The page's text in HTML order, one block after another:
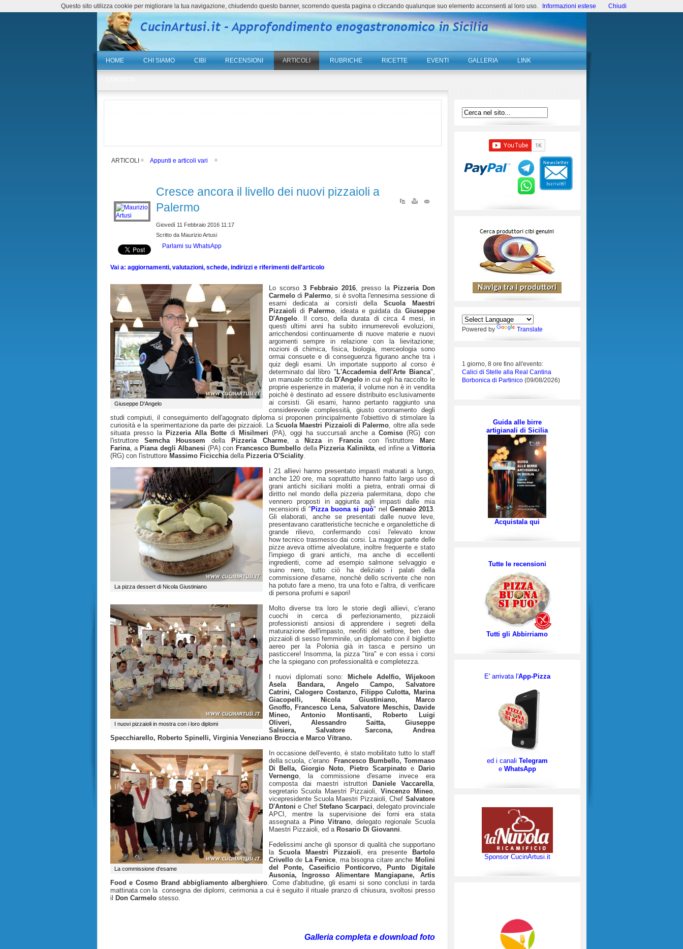
HOME CHI SIAMO CIBI RECENSIONI ARTICOLI RUBRICHE RICETTE EVENTI GALLERIA LINK
ARTICOLI Appunti e articoli vari
Cresce ancora il livello dei nuovi pizzaioli a
Palermo
Giovedì 11 Febbraio 2016 11:17
Scritto da Maurizio Artusi
Parlami su WhatsApp
Vai a: aggiornamenti, valutazioni, schede, indirizzi e riferimenti dell'articolo
Giuseppe D'Angelo
Lo scorso 3 Febbraio 2016, presso la Pizzeria Don
Carmelodi Palermo, si è svolta l'ennesima sessione di
esami dedicata ai corsisti della Scuola Maestri
Pizzaioli di Palermo, ideata e guidata da Giuseppe
D'Angelo. Il corso, della durata di circa 4 mesi, in
questi ultimi anni ha subito innumerevoli evoluzioni,
arricchendosi continuamente di nuove materie e nuovi
argomenti sempre in relazione con la lievitazione;
nozioni di chimica, fisica, biologia, merceologia sono
ormai consuete e di conseguenza figurano anche tra i
quiz degli esami. Un importate supporto al corso è
determinato dal libro " L'Accademia dell'Arte Bianca",
un manuale scritto da D'Angeloin cui egli ha raccolto le
proprie esperienze in materia; il volume non è in vendita
poichè è destinato ad essere distribuito esclusivamente
ai corsisti. Gli esami, hanno pertanto raggiunto una
considerevole complessità, giusto coronamento degli
studi compiuti, il conseguimento dell'agognato diploma si proponen principalmente l'obiettivo di stimolare la
curiosità e la sperimentazione da parte dei pizzaioli. La Scuola Maestri Pizzaioli di Palermo, oltre alla sede
situata presso la Pizzeria Alla Bottedi Misilmeri (PA), oggi ha succursali anche aComiso (RG) con
l'istruttoreSemcha Houssem della Pizzeria Charme, a Nizzain Franciacon l'istruttore
Marc
Farina, a Piana degli Albanesi (PA) con Francesco Bumbello della Pizzeria Kalinikta, ed infine a Vittoria
(RG) con l'istruttore Massimo Ficicchiadella Pizzeria O'Sciality.
La pizza dessert di Nicola Giustiniano
I 21 allievi hanno presentato impasti maturati a lungo,
anche 120 ore, ma soprattutto hanno fatto largo uso di
grani antichi siciliani moliti a pietra, entrati ormai di
diritto nel mondo della pizzeria palermitana, dopo che
vennero proposti in aggiunta agli impasti dalle mia
recensioni di " Pizza buona si può" nel Gennaio 2013.
Gli elaborati, anche se presentati dalle nuove leve,
presentavano caratteristiche tecniche e organolettiche di
grande rilievo, confermando così l'elevato know
how tecnico trasmesso dai corsi. La maggior parte delle
pizze aveva ottime alveolature, inoltre frequente e stato
l'impiego di grani antichi, ma anche di eccellenti
ingredienti, come ad esempio salmone selvaggio e
suino nero, tutto ciò ha deliziato i palati della
commissione d'esame, nonchè dello scrivente che non
ha potuto fare a meno, tra una foto e l'altra, di verificare
di persona profumi e sapori!
I nuovi pizzaioli in mostra con i loro diplomi
Molto diverse tra loro le storie degli allievi, c'erano
cuochi in cerca di perfezionamento, pizzaioli
professionisti ansiosi di apprendere i segreti della
maturazione dell'impasto, neofiti del settore, ben due
pizzaioli di sesso femminile, un diplomato con il biglietto
aereo per la Polonia già in tasca e persino un
pasticcere! Insomma, la pizza "tira" e con essa i corsi
che la spiegano con professionalità e completezza.
I nuovi diplomati sono:
Michele Adelfio, Wijekoon
Asela Bandara, Angelo Campo, Salvatore
Catrini, Calogero Costanzo, Filippo Culotta, Marina
Giacopelli, Nicola Giustiniano, Marco
Gnoffo, Francesco Lena, Salvatore Meschis, Davide
Mineo, Antonio Montisanti, Roberto Luigi
Oliveri, Alessandro Saitta, Giuseppe
Salsiera, Salvatore Sarcona, Andrea
Specchiarello, Roberto Spinelli, Virginia Veneziano Broccia e Marco Vitrano.
La commissione d'esame
In occasione dell'evento, è stato mobilitato tutto lo staff
della scuola, c'erano
Francesco Bumbello, Tommaso
Di Bella, Giorgio Noto, Pietro Scarpinatoe
Dario
Vernengo, la commissione d'esame invece era
composta dai maestri istruttori
Daniele Vaccarella,
segretario Scuola Maestri Pizzaioli, Vincenzo Mineo,
vicepresidente Scuola Maestri Pizzaioli, Chef Salvatore
D'Antoni e Chef Stefano Scarpaci, delegato provinciale
APCI, mentre la supervisione dei forni era stata
assegnata a Pino Vitrano, delegato regionale Scuola
Maestri Pizzaioli, ed a Rosario Di Giovanni.
Fedelissimi anche gli sponsor di qualità che supportano
laScuola Maestri Pizzaioli, era presente
Bartolo
Crivellode La Fenice, ma bisogna citare anche Molini
del Ponte, Caseificio Ponticorvo, Punto Digitale
Ausonia, Ingrosso Alimentare Mangiapane, Artis
Food e Cosmo Brand abbigliamento alberghiero. Come d'abitudine, gli esami si sono conclusi in tarda
mattinata con la consegna dei diplomi, cerimonia a cui è seguito il rituale pranzo di chiusura, svoltosi presso
il
Don Carmelostesso.
Galleria completa e download foto
Powered by Translate
1 giorno, 8 ore fino all'evento:
Calici di Stelle alla Real Cantina
Borbonica di Partinico (09/08/2026)
Guida alle birre
artigianali di Sicilia
Acquistala qui
Tutte le recensioni
Tutti gli Abbirriamo
E' arrivata l'App-Pizza
ed i canali Telegram
e WhatsApp
Sponsor CucinArtusi.it
Questo sito utilizza cookie per migliorare la tua navigazione, chiudendo questo banner, scorrendo questa pagina o cliccando qualunque suo elemento acconsenti al loro uso. Informazioni estese Chiudi